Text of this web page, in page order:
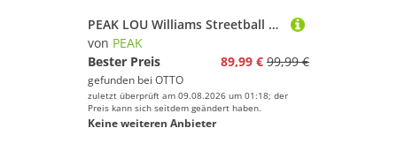
PEAK LOU Williams Streetball Master Basketballschuh
von PEAK
Bester Preis
89,99 € 99,99 €
gefunden bei OTTO
zuletzt überprüft am 09.08.2026 um 01:18; der
Preis kann sich seitdem geändert haben.
Keine weiteren Anbieter